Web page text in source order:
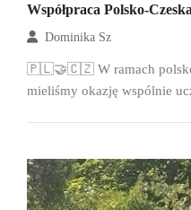
Współpraca Polsko-Czeska
Dominika Sz
🇵🇱🤝🇨🇿 W ramach polsko-
mieliśmy okazję wspólnie